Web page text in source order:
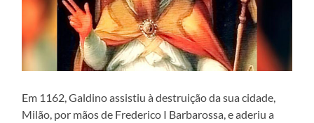
Em 1162, Galdino assistiu à destruição da sua cidade,
Milão, por mãos de Frederico I Barbarossa, e aderiu a